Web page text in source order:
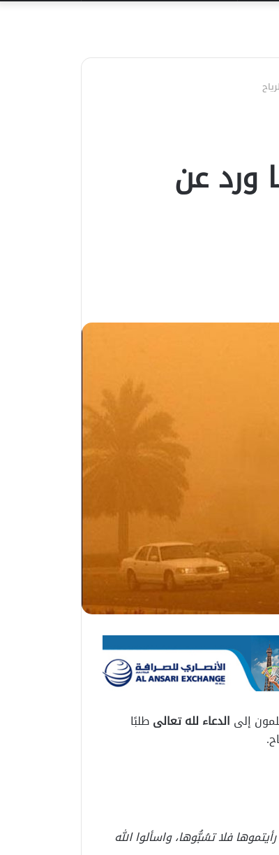
ورد عن
إلى الدعاء لله تعالىطلبًا
فلا تسُبُّوها، واسألوا الله